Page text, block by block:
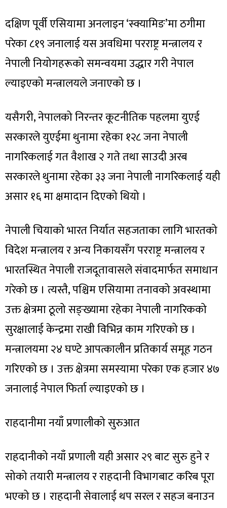
दक्षिण पूर्वी एसियामा अनलाइन ‘स्क्यामिङ’मा ठगीमा
परेका ८१९ जनालाई यस अवधिमा परराष्ट्र मन्त्रालय र
नेपाली नियोगहरूको समन्वयमा उद्धार गरी नेपाल
ल्याइएको मन्त्रालयले जनाएको छ ।
यसैगरी, नेपालको निरन्तर कूटनीतिक पहलमा युएई
सरकारले युएईमा थुनामा रहेका १२८ जना नेपाली
नागरिकलाई गत वैशाख २ गते तथा साउदी अरब
सरकारले थुनामा रहेका ३३ जना नेपाली नागरिकलाई यही
असार १६ मा क्षमादान दिएको थियो ।
नेपाली चियाको भारत निर्यात सहजताका लागि भारतको
विदेश मन्त्रालय र अन्य निकायसँग परराष्ट्र मन्त्रालय र
भारतस्थित नेपाली राजदूतावासले संवादमार्फत समाधान
गरेको छ । त्यस्तै, पश्चिम एसियामा तनावको अवस्थामा
उक्त क्षेत्रमा ठूलो सङ्ख्यामा रहेका नेपाली नागरिकको
सुरक्षालाई केन्द्रमा राखी विभिन्न काम गरिएको छ ।
मन्त्रालयमा २४ घण्टे आपत्कालीन प्रतिकार्य समूह गठन
गरिएको छ । उक्त क्षेत्रमा समस्यामा परेका एक हजार ४७
जनालाई नेपाल फिर्ता ल्याइएको छ ।
राहदानीमा नयाँ प्रणालीको सुरुआत
राहदानीको नयाँ प्रणाली यही असार २९ बाट सुरु हुने र
सोको तयारी मन्त्रालय र राहदानी विभागबाट करिब पूरा
भएको छ । राहदानी सेवालाई थप सरल र सहज बनाउन